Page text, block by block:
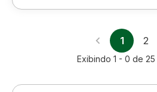
1 2
Exibindo 1 - 0 de 25